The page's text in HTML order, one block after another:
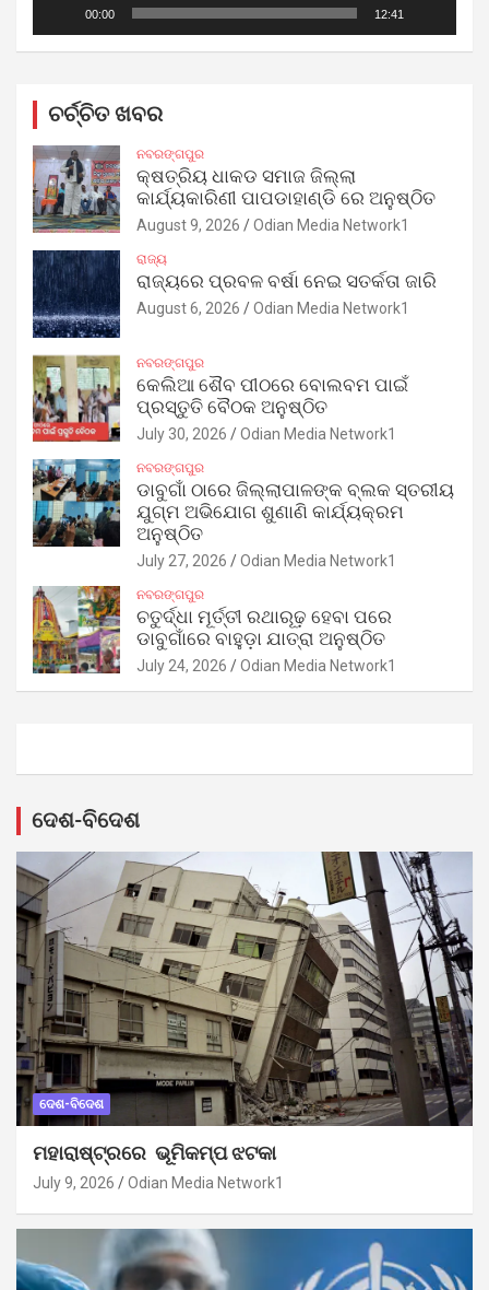
00:00 12:41
ଚର୍ଚ୍ଚିତ ଖବର
ନବରଙ୍ଗପୁର
କ୍ଷତ୍ରିୟ ଧାକଡ ସମାଜ ଜିଲ୍ଲା
କାର୍ଯ୍ୟକାରିଣୀ ପାପଡାହାଣ୍ଡି ରେ ଅନୁଷ୍ଠିତ
August 9, 2026 Odian Media Network1
ରାଜ୍ୟ
ରାଜ୍ୟରେ ପ୍ରବଳ ବର୍ଷା ନେଇ ସତର୍କତା ଜାରି
August 6, 2026 Odian Media Network1
ନବରଙ୍ଗପୁର
କେଲିଆ ଶୈବ ପୀଠରେ ବୋଲବମ ପାଇଁ
ପ୍ରସ୍ତୁତି ବୈଠକ ଅନୁଷ୍ଠିତ
July 30, 2026 Odian Media Network1
ନବରଙ୍ଗପୁର
ଡାବୁଗାଁ ଠାରେ ଜିଲ୍ଲାପାଳଙ୍କ ବ୍ଲକ ସ୍ତରୀୟ
ଯୁଗ୍ମ ଅଭିଯୋଗ ଶୁଣାଣି କାର୍ଯ୍ୟକ୍ରମ
ଅନୁଷ୍ଠିତ
July 27, 2026 Odian Media Network1
ନବରଙ୍ଗପୁର
ଚତୁର୍ଦ୍ଧା ମୂର୍ତ୍ତୀ ରଥାରୂଢ଼ ହେବା ପରେ
ଡାବୁଗାଁରେ ବାହୁଡ଼ା ଯାତ୍ରା ଅନୁଷ୍ଠିତ
July 24, 2026 Odian Media Network1
ଦେଶ-ବିଦେଶ
ଦେଶ-ବିଦେଶ
ମହାରାଷ୍ଟ୍ରରେ ଭୂମିକମ୍ପ ଝଟକା
July 9, 2026 Odian Media Network1